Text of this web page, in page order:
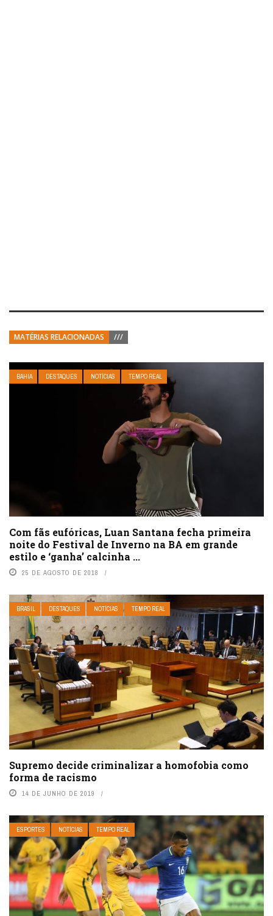
MATÉRIAS RELACIONADAS ///
BAHIA DESTAQUES NOTÍCIAS TEMPO REAL
Com fãs eufóricas, Luan Santana fecha primeira
noite do Festival de Inverno na BA em grande
estilo e ‘ganha’ calcinha ...
25 DE AGOSTO DE 2018
BRASIL DESTAQUES NOTÍCIAS TEMPO REAL
Supremo decide criminalizar a homofobia como
forma de racismo
14 DE JUNHO DE 2019
ESPORTES NOTÍCIAS TEMPO REAL